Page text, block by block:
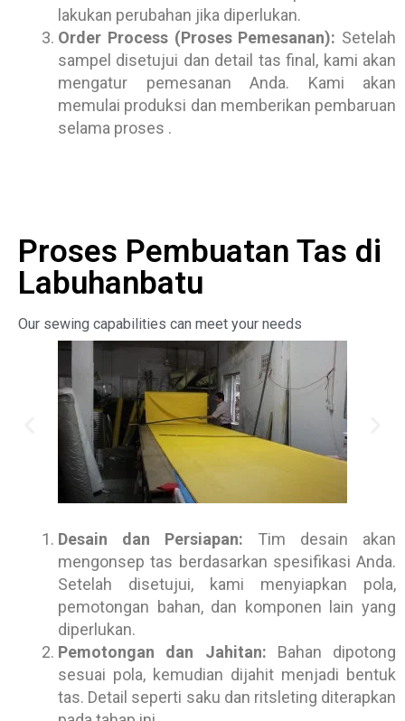
lakukan perubahan jika diperlukan.
Order Process (Proses Pemesanan): Setelah
sampel disetujui dan detail tas final, kami akan
mengatur pemesanan Anda. Kami akan
memulai produksi dan memberikan pembaruan
selama proses .
Proses Pembuatan Tas di
Labuhanbatu
Our sewing capabilities can meet your needs
Desain dan Persiapan: Tim desain akan
mengonsep tas berdasarkan spesifikasi Anda.
Setelah disetujui, kami menyiapkan pola,
pemotongan bahan, dan komponen lain yang
diperlukan.
Pemotongan dan Jahitan: Bahan dipotong
sesuai pola, kemudian dijahit menjadi bentuk
tas. Detail seperti saku dan ritsleting diterapkan